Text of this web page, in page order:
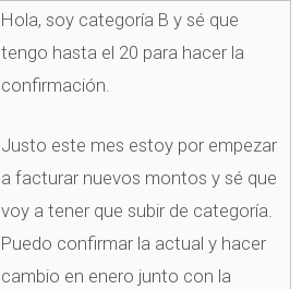
Hola, soy categoría B y sé que
tengo hasta el 20 para hacer la
confirmación.
Justo este mes estoy por empezar
a facturar nuevos montos y sé que
voy a tener que subir de categoría.
Puedo confirmar la actual y hacer
cambio en enero junto con la